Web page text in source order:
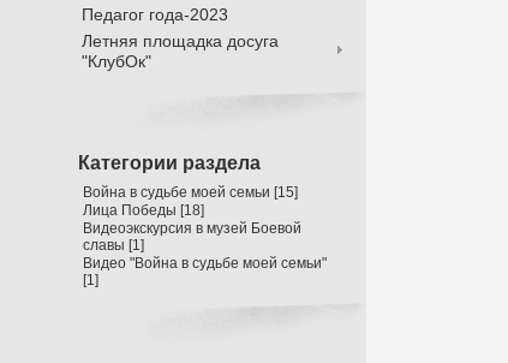
Педагог года-2023
Летняя площадка досуга
"КлубОк"
Категории раздела
Война в судьбе моей семьи [15]
Лица Победы [18]
Видеоэкскурсия в музей Боевой
славы [1]
Видео "Война в судьбе моей семьи"
[1]